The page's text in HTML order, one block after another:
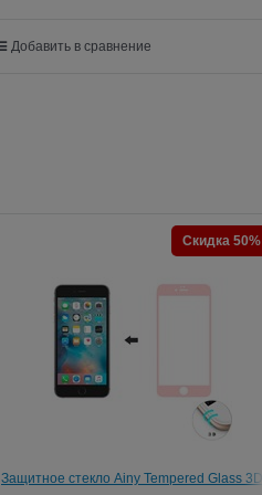
Добавить в сравнение
Защитное стекло Ainy Tempered Glass 3D
Скидка 50%